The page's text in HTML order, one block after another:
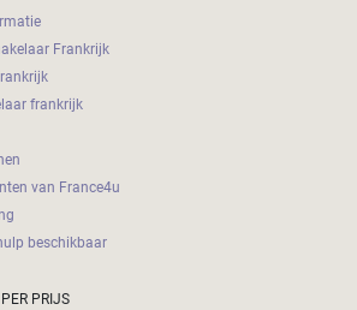
Frankrijk
frankrijk
van France4u
beschikbaar
PRIJS